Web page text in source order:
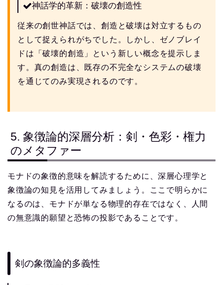
神話学的革新：破壊の創造性
従来の創世神話では、創造と破壊は対立するもの
として捉えられがちでした。しかし、ゼノブレイ
ドは「破壊的創造」という新しい概念を提示しま
す。真の創造は、既存の不完全なシステムの破壊
を通じてのみ実現されるのです。
5. 象徴論的深層分析：剣・色彩・権力
のメタファー
モナドの象徴的意味を解読するために、深層心理学と
象徴論の知見を活用してみましょう。ここで明らかに
なるのは、モナドが単なる物理的存在ではなく、人間
の無意識的願望と恐怖の投影であることです。
剣の象徴論的多義性